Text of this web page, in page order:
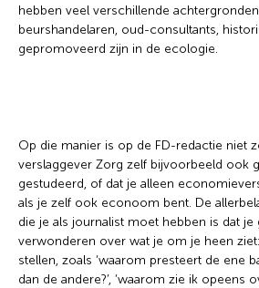
hebben veel verschillende
beurshandelaren, oud-consultants,
gepromoveerd zijn in de ecologie.
Op die manier is op de FD-redactie niet
verslaggever Zorg zelf bijvoorbeeld ook
gestudeerd, of dat je alleen
als je zelf ook econoom bent. De
die je als journalist moet hebben is dat
verwonderen over wat je om je heen
stellen, zoals ‘waarom presteert de ene
dan de andere?’, ‘waarom zie ik opeens
Wat wil je
Zoek
naar:
Zoekknop